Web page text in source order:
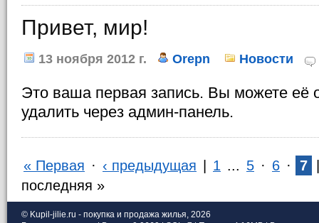
Привет, мир!
13 ноября 2012 г. Orepn Новости
Это ваша первая запись. Вы можете её
удалить через админ-панель.
« Первая · ‹ предыдущая 1 ... 5 · 6 · 7
последняя »
© Kupil-jilie.ru - покупка и продажа жилья, 2026